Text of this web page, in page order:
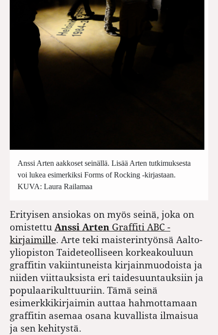
Anssi Arten aakkoset seinällä. Lisää Arten tutkimuksesta
voi lukea esimerkiksi Forms of Rocking -kirjastaan.
KUVA: Laura Railamaa
Erityisen ansiokas on myös seinä, joka on
omistettu Anssi Arten Graffiti ABC -
kirjaimille. Arte teki maisterintyönsä Aalto-
yliopiston Taideteolliseen korkeakouluun
graffitin vakiintuneista kirjainmuodoista ja
niiden viittauksista eri taidesuuntauksiin ja
populaarikulttuuriin. Tämä seinä
esimerkkikirjaimin auttaa hahmottamaan
graffitin asemaa osana kuvallista ilmaisua
ja sen kehitystä.